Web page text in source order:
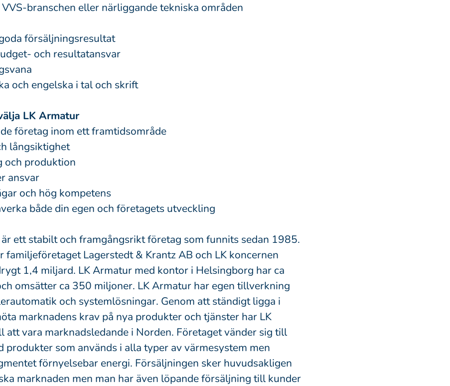
branschen eller närliggande tekniska områden
försäljningsresultat
och resultatansvar
och engelska i tal och skrift
LK Armatur
företag inom ett framtidsområde
långsiktighet
och produktion
ansvar
och hög kompetens
både din egen och företagets utveckling
ett stabilt och framgångsrikt företag som funnits sedan 1985.
familjeföretaget Lagerstedt & Krantz AB och LK koncernen
1,4 miljard. LK Armatur med kontor i Helsingborg har ca
omsätter ca 350 miljoner. LK Armatur har egen tillverkning
och systemlösningar. Genom att ständigt ligga i
marknadens krav på nya produkter och tjänster har LK
att vara marknadsledande i Norden. Företaget vänder sig till
produkter som används i alla typer av värmesystem men
förnyelsebar energi. Försäljningen sker huvudsakligen
marknaden men man har även löpande försäljning till kunder